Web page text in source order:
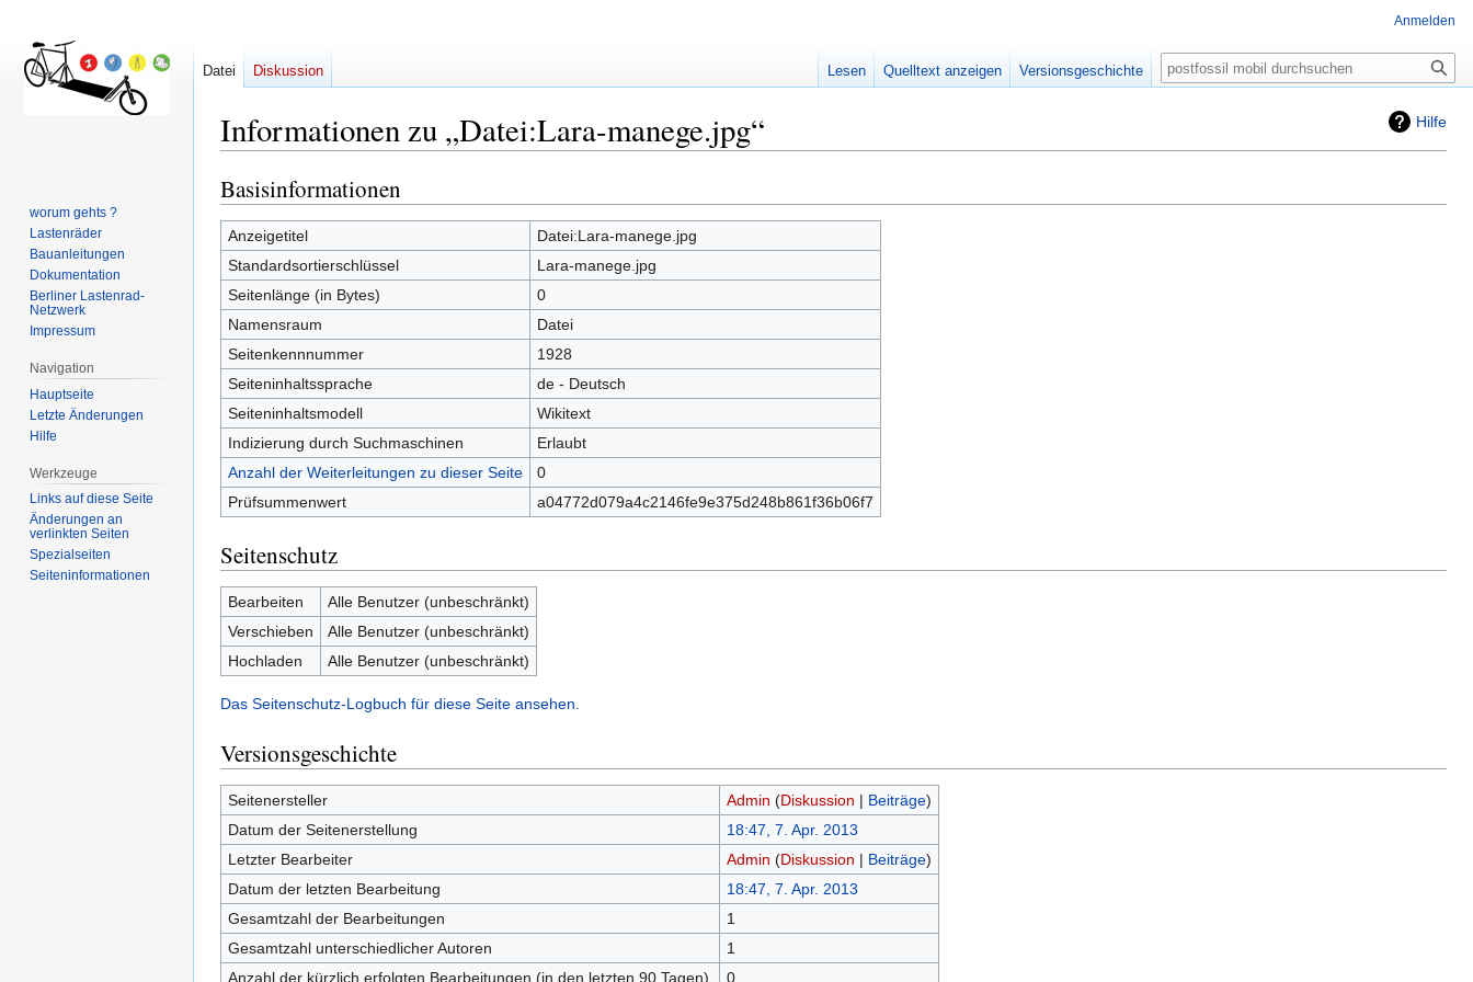
Hilfe
Informationen zu „Datei:Lara-manege.jpg“
Zur
Navigation
springen
Zur
Suche
springen
Basisinformationen
Anzeigetitel
Datei:Lara-manege.jpg
Standardsortierschlüssel
Lara-manege.jpg
Seitenlänge (in Bytes)
0
Namensraum
Datei
Seitenkennnummer
1928
Seiteninhaltssprache
de - Deutsch
Seiteninhaltsmodell
Wikitext
Indizierung durch Suchmaschinen
Erlaubt
Anzahl der Weiterleitungen zu dieser Seite
0
Prüfsummenwert
a04772d079a4c2146fe9e375d248b861f36b06f7
Seitenschutz
Bearbeiten
Alle Benutzer (unbeschränkt)
Verschieben
Alle Benutzer (unbeschränkt)
Hochladen
Alle Benutzer (unbeschränkt)
Das Seitenschutz-Logbuch für diese Seite ansehen.
Versionsgeschichte
Seitenersteller Admin (Diskussion | Beiträge)
Datum der Seitenerstellung
18:47, 7. Apr. 2013
Letzter Bearbeiter
Admin (Diskussion | Beiträge)
Datum der letzten Bearbeitung
18:47, 7. Apr. 2013
Gesamtzahl der Bearbeitungen
1
Gesamtzahl unterschiedlicher Autoren
1
Anzahl der kürzlich erfolgten Bearbeitungen (in den letzten 90 Tagen)
0
Anmelden
Datei Diskussion Lesen Quelltext anzeigen Versionsgeschichte Suche
worum gehts ?
Lastenräder
Bauanleitungen
Dokumentation
Berliner Lastenrad-
Netzwerk
Impressum
Navigation
Hauptseite
Letzte Änderungen
Hilfe
Werkzeuge
Links auf diese Seite
Änderungen an
verlinkten Seiten
Spezialseiten
Seiten­informationen